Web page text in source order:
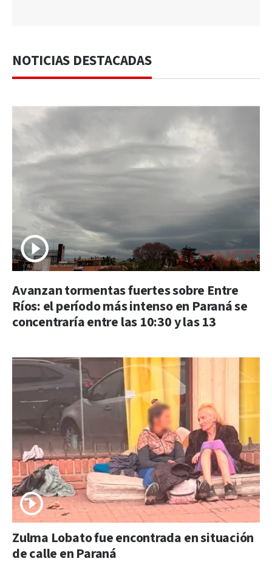
NOTICIAS DESTACADAS
Avanzan tormentas fuertes sobre Entre
Ríos: el período más intenso en Paraná se
concentraría entre las 10:30 y las 13
Zulma Lobato fue encontrada en situación
de calle en Paraná